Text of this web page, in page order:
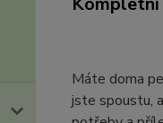
Máte doma
jste spoustu,